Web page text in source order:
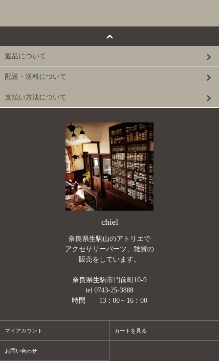
返品について
配送・送料について
支払い方法について
chiel
奈良県生駒山のアトリエで
アクセサリーパーツ、雑貨の
販売をしています。
奈良県生駒市門前町10-9
tel 0743-25-3888
時間 13：00～16：00
マイアカウント カートを見る
お問い合わせ